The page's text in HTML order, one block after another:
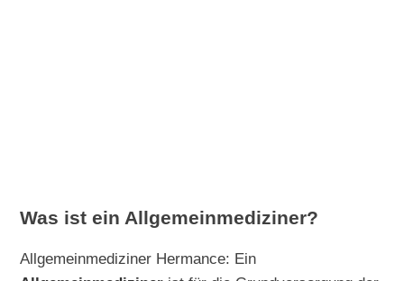
Was ist ein Allgemeinmediziner?
Allgemeinmediziner Hermance: Ein